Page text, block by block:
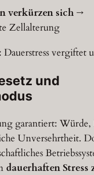
verkürzen sich→
Zellalterung
vergiftet
und
garantiert:
Unversehrtheit.
dauerhaften Stress